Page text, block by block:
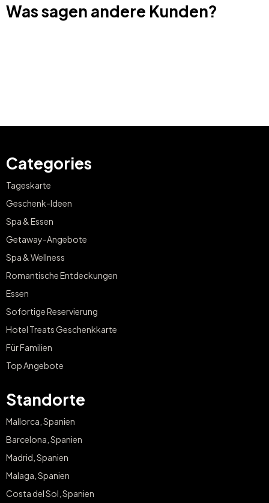
Was sagen andere Kunden?
Categories
Tageskarte
Geschenk-Ideen
Spa & Essen
Getaway-Angebote
Spa & Wellness
Romantische Entdeckungen
Essen
Sofortige Reservierung
Hotel Treats Geschenkkarte
Für Familien
Top Angebote
Standorte
Mallorca, Spanien
Barcelona, Spanien
Madrid, Spanien
Malaga, Spanien
Costa del Sol, Spanien